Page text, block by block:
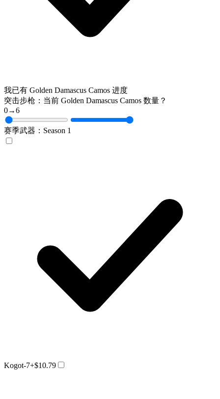
我已有 Golden Damascus Camos 进度
突击步枪：当前 Golden Damascus Camos 数量？
0→6
赛季武器：Season 1
Kogot-7+$10.79